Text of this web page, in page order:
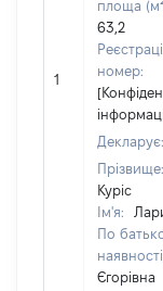
1
площа (м
63,2
номер:
Декларує:
Прізвище:
Куріс
Ім'я:
По
Єгорівна